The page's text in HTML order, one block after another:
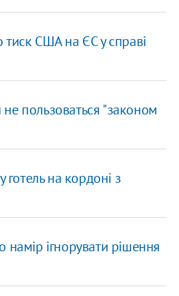
тиск США на ЄС у справі
пользоваться "законом
готель на кордоні з
намір ігнорувати рішення